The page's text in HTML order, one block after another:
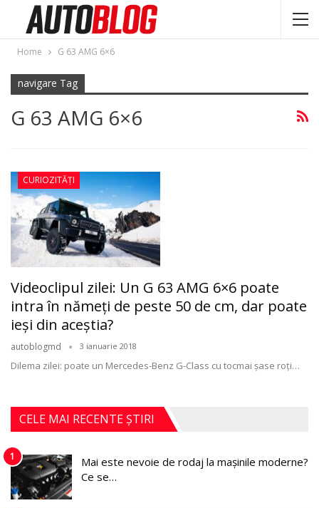
Home G 63 AMG 6×6
navigare Tag
G 63 AMG 6×6
CURIOZITĂȚI
Videoclipul zilei: Un G 63 AMG 6×6 poate
intra în nămeţi de peste 50 de cm, dar poate
ieşi din aceştia?
autoblogmd 3 ianuarie 2018
Dilema zilei: poate un Mercedes-Benz G-Class cu tocmai şase roţi…
CELE MAI RECENTE ȘTIRI
1
Mai este nevoie de rodaj la mașinile moderne?
Ce se…